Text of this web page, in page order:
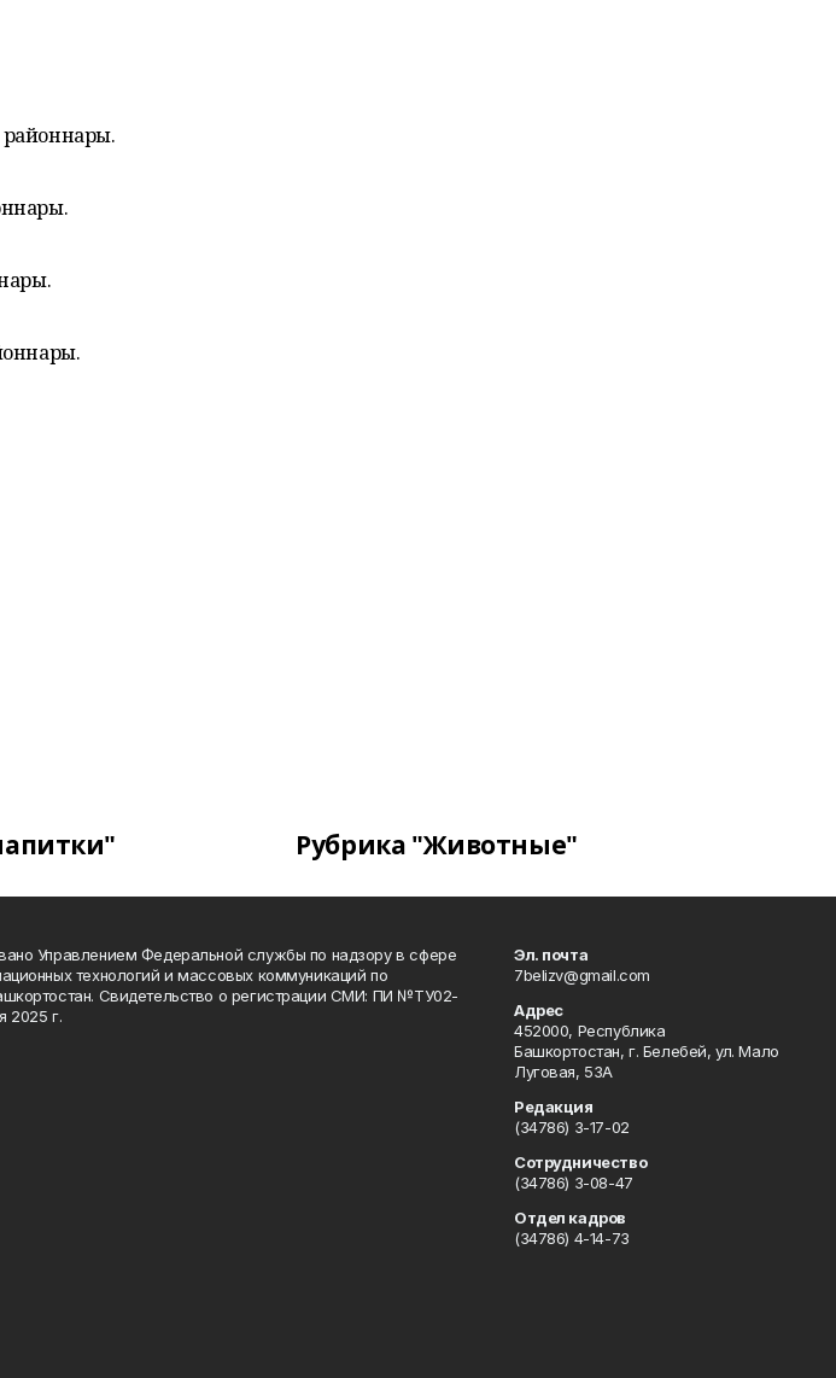
районнары.
Рубрика "Животные"
Управлением Федеральной службы по надзору в сфере
технологий и массовых коммуникаций по
Свидетельство о регистрации СМИ: ПИ №ТУ02-
2025 г.
Эл. почта
7belizv@gmail.com
Адрес
452000, Республика
Башкортостан, г. Белебей, ул. Мало
Луговая, 53А
Редакция
(34786) 3-17-02
Сотрудничество
(34786) 3-08-47
Отдел кадров
(34786) 4-14-73